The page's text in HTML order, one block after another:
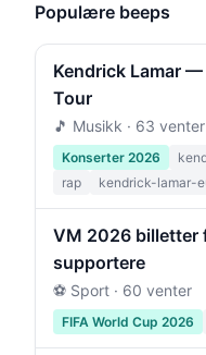
Populære beeps
Kendrick Lamar
Tour
🎵 Musikk · 63 venter
Konserter 2026
rap
kendrick-lamar-
VM 2026 billetter
supportere
⚽ Sport · 60 venter
FIFA World Cup 2026